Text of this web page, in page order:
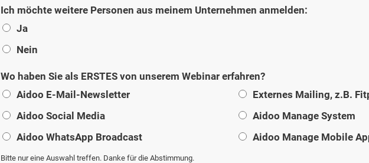
Ich möchte weitere Personen aus meinem Unternehmen anmelden:
Ja
Nein
Wo haben Sie als ERSTES von unserem Webinar erfahren?
Aidoo E-Mail-Newsletter
Externes Mailing, z.B.
Aidoo Social Media
Aidoo Manage System
Aidoo WhatsApp Broadcast
Aidoo Manage Mobile
Bitte nur eine Auswahl treffen. Danke für die Abstimmung.